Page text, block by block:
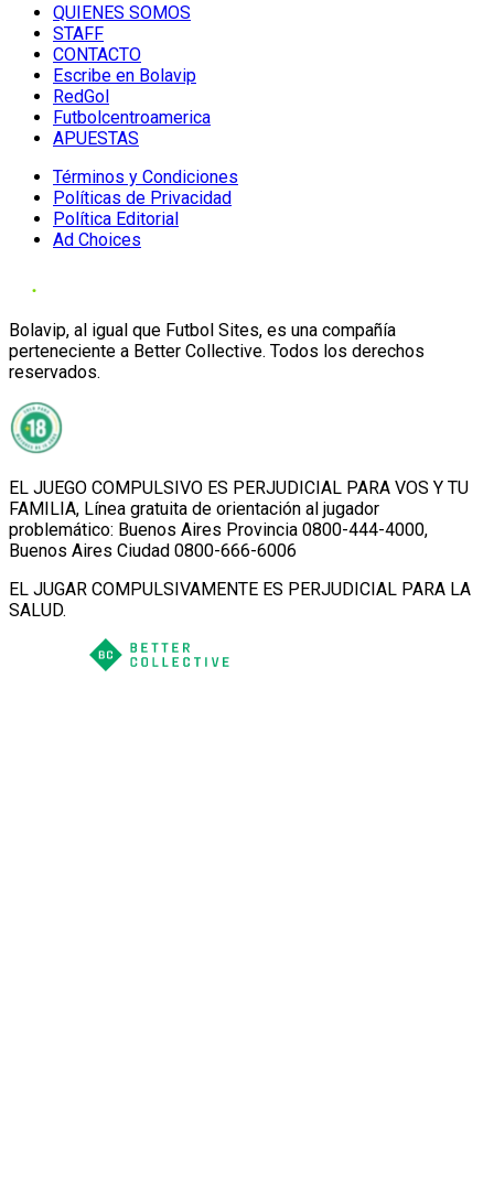
QUIENES SOMOS
STAFF
CONTACTO
Escribe en Bolavip
RedGol
Futbolcentroamerica
APUESTAS
Términos y Condiciones
Políticas de Privacidad
Política Editorial
Ad Choices
Bolavip, al igual que Futbol Sites, es una compañía
perteneciente a Better Collective. Todos los derechos
reservados.
EL JUEGO COMPULSIVO ES PERJUDICIAL PARA VOS Y TU
FAMILIA, Línea gratuita de orientación al jugador
problemático: Buenos Aires Provincia 0800-444-4000,
Buenos Aires Ciudad 0800-666-6006
EL JUGAR COMPULSIVAMENTE ES PERJUDICIAL PARA LA
SALUD.